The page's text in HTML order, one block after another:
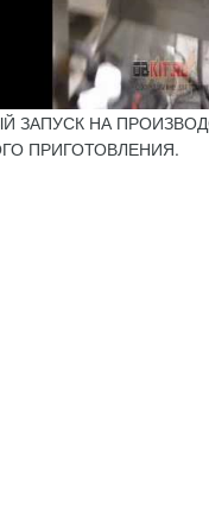
ЗАПУСК НА
ПРИГОТОВЛЕНИЯ.